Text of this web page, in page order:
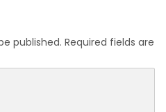
published. Required fields are